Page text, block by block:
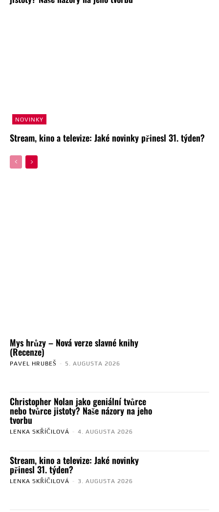
NOVINKY
Stream, kino a televize: Jaké novinky přinesl 31. týden?
Mys hrůzy – Nová verze slavné knihy
(Recenze)
PAVEL HRUBEŠ - 5. AUGUSTA 2026
Christopher Nolan jako geniální tvůrce
nebo tvůrce jistoty? Naše názory na jeho
tvorbu
LENKA SKŘÍČILOVÁ - 4. AUGUSTA 2026
Stream, kino a televize: Jaké novinky
přinesl 31. týden?
LENKA SKŘÍČILOVÁ - 3. AUGUSTA 2026